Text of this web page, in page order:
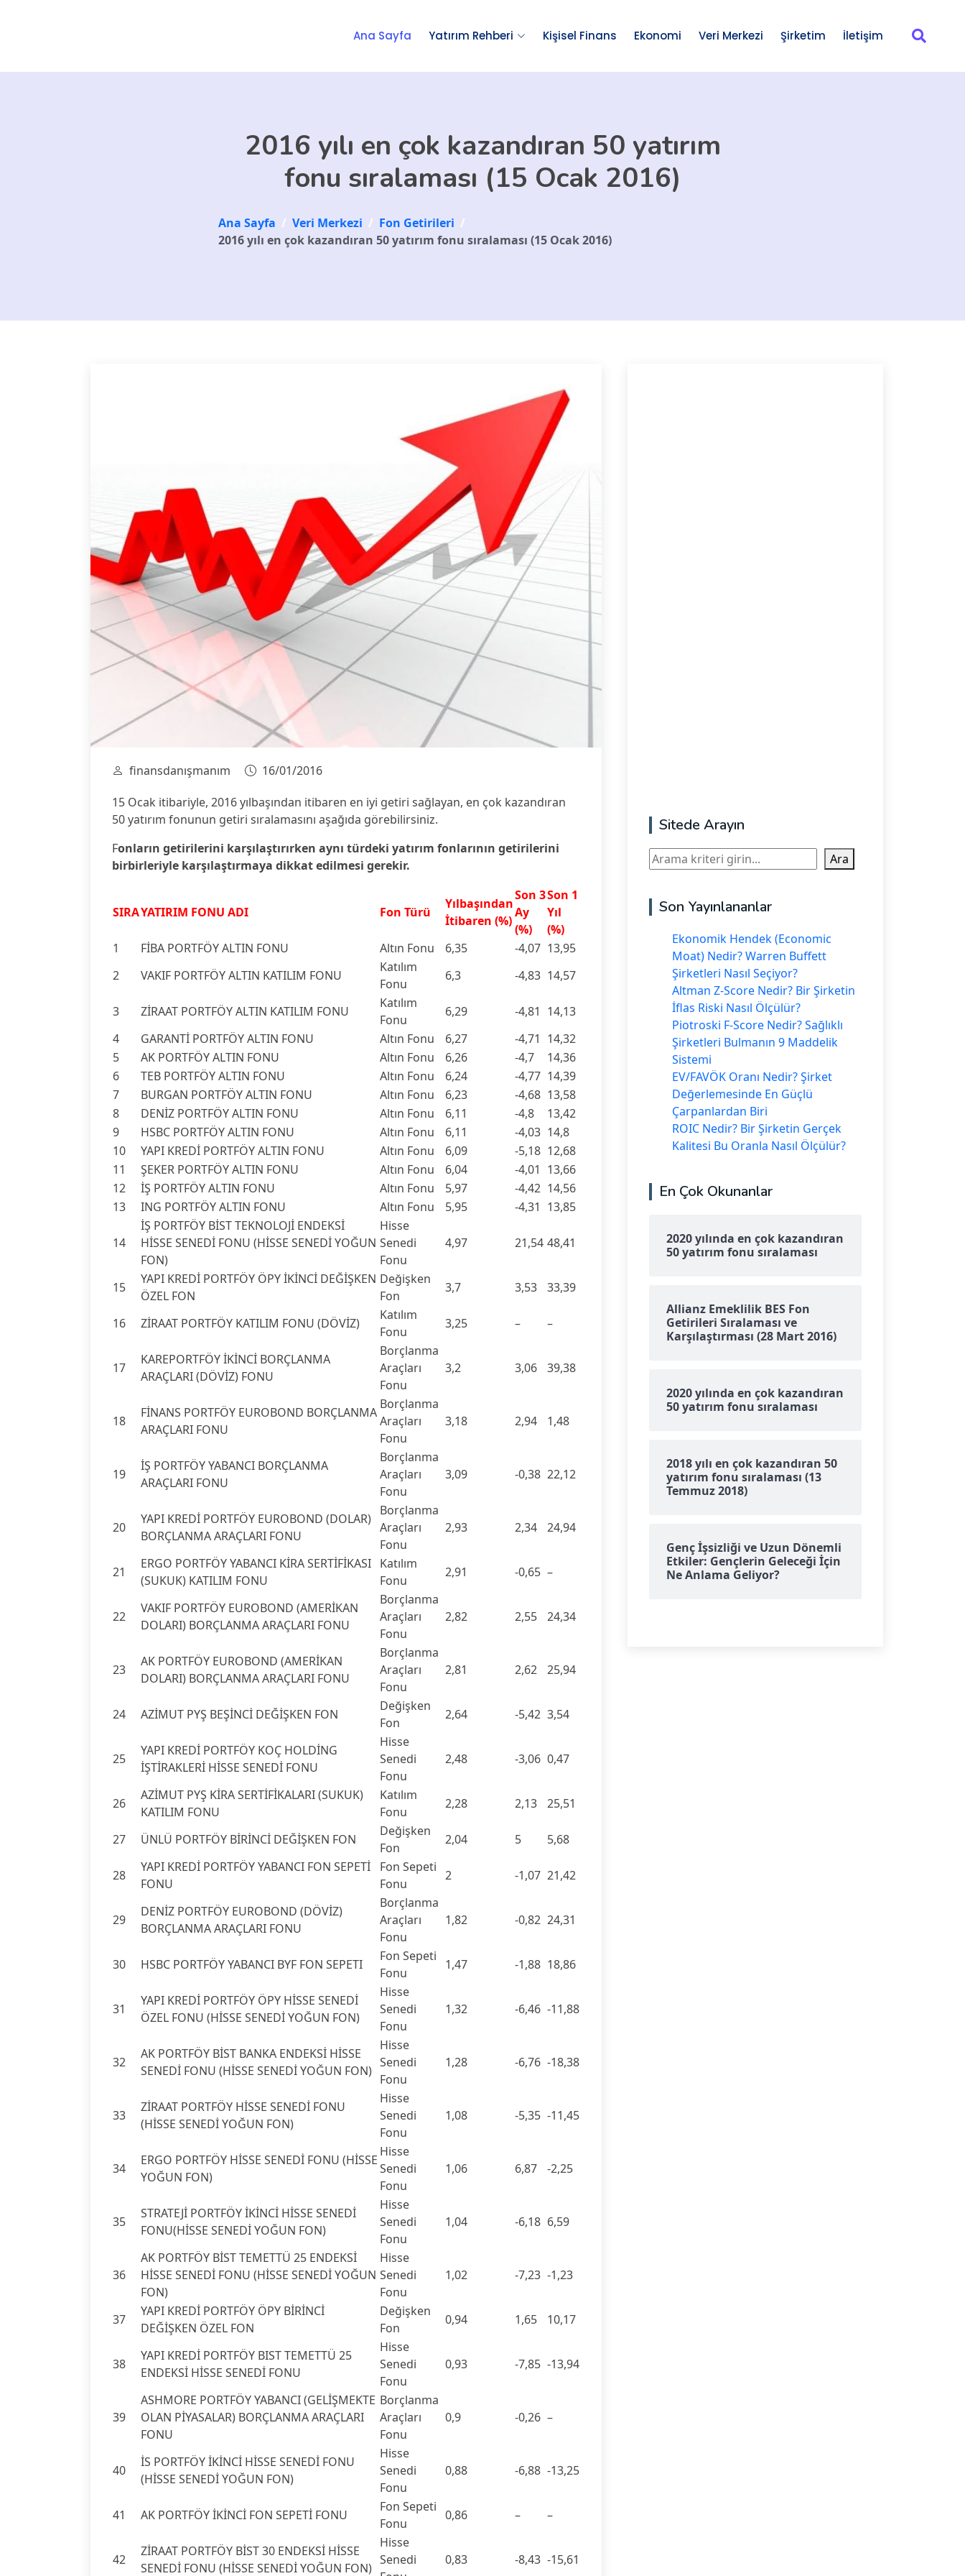
Ana Sayfa Yatırım Rehberi Kişisel Finans Ekonomi Veri Merkezi Şirketim İletişim
2016 yılı en çok kazandıran 50 yatırım
fonu sıralaması (15 Ocak 2016)
Ana Sayfa / Veri Merkezi / Fon Getirileri /
2016 yılı en çok kazandıran 50 yatırım fonu sıralaması (15 Ocak 2016)
finansdanışmanım
16/01/2016
15 Ocak itibariyle, 2016 yılbaşından itibaren en iyi getiri sağlayan, en çok kazandıran
50 yatırım fonunun getiri sıralamasını aşağıda görebilirsiniz.
Fonların getirilerini karşılaştırırken aynı türdeki yatırım fonlarının getirilerini
birbirleriyle karşılaştırmaya dikkat edilmesi gerekir.
SIRAYATIRIM FONU ADI Fon Türü
Yılbaşından
İtibaren (%)
Son 3
Ay
(%)
Son 1
Yıl
(%)
1
FİBA PORTFÖY ALTIN FONU Altın Fonu 6,35 -4,07 13,95
2
VAKIF PORTFÖY ALTIN KATILIM FONU
Katılım
Fonu
6,3 -4,83 14,57
3 ZİRAAT PORTFÖY ALTIN KATILIM FONU
Katılım
Fonu
6,29 -4,81 14,13
4
GARANTİ PORTFÖY ALTIN FONU Altın Fonu 6,27 -4,71 14,32
5
AK PORTFÖY ALTIN FONU Altın Fonu 6,26 -4,7
14,36
6
TEB PORTFÖY ALTIN FONU Altın Fonu 6,24 -4,77 14,39
7
BURGAN PORTFÖY ALTIN FONU Altın Fonu 6,23 -4,68 13,58
8
DENİZ PORTFÖY ALTIN FONU Altın Fonu 6,11 -4,8
13,42
9
HSBC PORTFÖY ALTIN FONU Altın Fonu 6,11 -4,03 14,8
10
YAPI KREDİ PORTFÖY ALTIN FONU Altın Fonu 6,09 -5,18 12,68
11
ŞEKER PORTFÖY ALTIN FONU Altın Fonu 6,04 -4,01 13,66
12
İŞ PORTFÖY ALTIN FONU Altın Fonu 5,97 -4,42 14,56
13
ING PORTFÖY ALTIN FONU Altın Fonu 5,95 -4,31 13,85
14
İŞ PORTFÖY BİST TEKNOLOJİ ENDEKSİ
HİSSE SENEDİ FONU (HİSSE SENEDİ YOĞUN
FON)
Hisse
Senedi
Fonu
4,97 21,54 48,41
15
YAPI KREDİ PORTFÖY ÖPY İKİNCİ DEĞİŞKEN
ÖZEL FON
Değişken
Fon
3,7 3,53 33,39
16 ZİRAAT PORTFÖY KATILIM FONU (DÖVİZ)
Katılım
Fonu
3,25 – –
17
KAREPORTFÖY İKİNCİ BORÇLANMA
ARAÇLARI (DÖVİZ) FONU
Borçlanma
Araçları
Fonu
3,2 3,06 39,38
18
FİNANS PORTFÖY EUROBOND BORÇLANMA
ARAÇLARI FONU
Borçlanma
Araçları
Fonu
3,18 2,94 1,48
19
İŞ PORTFÖY YABANCI BORÇLANMA
ARAÇLARI FONU
Borçlanma
Araçları
Fonu
3,09 -0,38 22,12
20
YAPI KREDİ PORTFÖY EUROBOND (DOLAR)
BORÇLANMA ARAÇLARI FONU
Borçlanma
Araçları
Fonu
2,93 2,34 24,94
21
ERGO PORTFÖY YABANCI KİRA SERTİFİKASI
(SUKUK) KATILIM FONU
Katılım
Fonu
2,91 -0,65 –
22
VAKIF PORTFÖY EUROBOND (AMERİKAN
DOLARI) BORÇLANMA ARAÇLARI FONU
Borçlanma
Araçları
Fonu
2,82 2,55 24,34
23
AK PORTFÖY EUROBOND (AMERİKAN
DOLARI) BORÇLANMA ARAÇLARI FONU
Borçlanma
Araçları
Fonu
2,81 2,62 25,94
24 AZİMUT PYŞ BEŞİNCİ DEĞİŞKEN FON
Değişken
Fon
2,64 -5,42 3,54
25
YAPI KREDİ PORTFÖY KOÇ HOLDİNG
İŞTİRAKLERİ HİSSE SENEDİ FONU
Hisse
Senedi
Fonu
2,48 -3,06 0,47
26
AZİMUT PYŞ KİRA SERTİFİKALARI (SUKUK)
KATILIM FONU
Katılım
Fonu
2,28 2,13 25,51
27 ÜNLÜ PORTFÖY BİRİNCİ DEĞİŞKEN FON
Değişken
Fon
2,04 5 5,68
28
YAPI KREDİ PORTFÖY YABANCI FON SEPETİ
FONU
Fon Sepeti
Fonu
2 -1,07 21,42
29
DENİZ PORTFÖY EUROBOND (DÖVİZ)
BORÇLANMA ARAÇLARI FONU
Borçlanma
Araçları
Fonu
1,82 -0,82 24,31
30 HSBC PORTFÖY YABANCI BYF FON SEPETI
Fon Sepeti
Fonu
1,47 -1,88 18,86
31
YAPI KREDİ PORTFÖY ÖPY HİSSE SENEDİ
ÖZEL FONU (HİSSE SENEDİ YOĞUN FON)
Hisse
Senedi
Fonu
1,32 -6,46 -11,88
32
AK PORTFÖY BİST BANKA ENDEKSİ HİSSE
SENEDİ FONU (HİSSE SENEDİ YOĞUN FON)
Hisse
Senedi
Fonu
1,28 -6,76 -18,38
33
ZİRAAT PORTFÖY HİSSE SENEDİ FONU
(HİSSE SENEDİ YOĞUN FON)
Hisse
Senedi
Fonu
1,08 -5,35 -11,45
34
ERGO PORTFÖY HİSSE SENEDİ FONU (HİSSE
YOĞUN FON)
Hisse
Senedi
Fonu
1,06 6,87 -2,25
35
STRATEJİ PORTFÖY İKİNCİ HİSSE SENEDİ
FONU(HİSSE SENEDİ YOĞUN FON)
Hisse
Senedi
Fonu
1,04 -6,18 6,59
36
AK PORTFÖY BİST TEMETTÜ 25 ENDEKSİ
HİSSE SENEDİ FONU (HİSSE SENEDİ YOĞUN
FON)
Hisse
Senedi
Fonu
1,02 -7,23 -1,23
37
YAPI KREDİ PORTFÖY ÖPY BİRİNCİ
DEĞİŞKEN ÖZEL FON
Değişken
Fon
0,94 1,65 10,17
38
YAPI KREDİ PORTFÖY BIST TEMETTÜ 25
ENDEKSİ HİSSE SENEDİ FONU
Hisse
Senedi
Fonu
0,93 -7,85 -13,94
39
ASHMORE PORTFÖY YABANCI (GELİŞMEKTE
OLAN PİYASALAR) BORÇLANMA ARAÇLARI
FONU
Borçlanma
Araçları
Fonu
0,9 -0,26 –
40
İS PORTFÖY İKİNCİ HİSSE SENEDİ FONU
(HİSSE SENEDİ YOĞUN FON)
Hisse
Senedi
Fonu
0,88 -6,88 -13,25
41 AK PORTFÖY İKİNCİ FON SEPETİ FONU
Fon Sepeti
Fonu
0,86 – –
42
ZİRAAT PORTFÖY BİST 30 ENDEKSİ HİSSE
SENEDİ FONU (HİSSE SENEDİ YOĞUN FON)
Hisse
Senedi
0,83 -8,43 -15,61
Sitede Arayın
Ara Ara
Son Yayınlananlar
Ekonomik Hendek (Economic
Moat) Nedir? Warren Buffett
Şirketleri Nasıl Seçiyor?
Altman Z-Score Nedir? Bir Şirketin
İflas Riski Nasıl Ölçülür?
Piotroski F-Score Nedir? Sağlıklı
Şirketleri Bulmanın 9 Maddelik
Sistemi
EV/FAVÖK Oranı Nedir? Şirket
Değerlemesinde En Güçlü
Çarpanlardan Biri
ROIC Nedir? Bir Şirketin Gerçek
Kalitesi Bu Oranla Nasıl Ölçülür?
En Çok Okunanlar
2020 yılında en çok kazandıran
50 yatırım fonu sıralaması
Allianz Emeklilik BES Fon
Getirileri Sıralaması ve
Karşılaştırması (28 Mart 2016)
2020 yılında en çok kazandıran
50 yatırım fonu sıralaması
2018 yılı en çok kazandıran 50
yatırım fonu sıralaması (13
Temmuz 2018)
Genç İşsizliği ve Uzun Dönemli
Etkiler: Gençlerin Geleceği İçin
Ne Anlama Geliyor?